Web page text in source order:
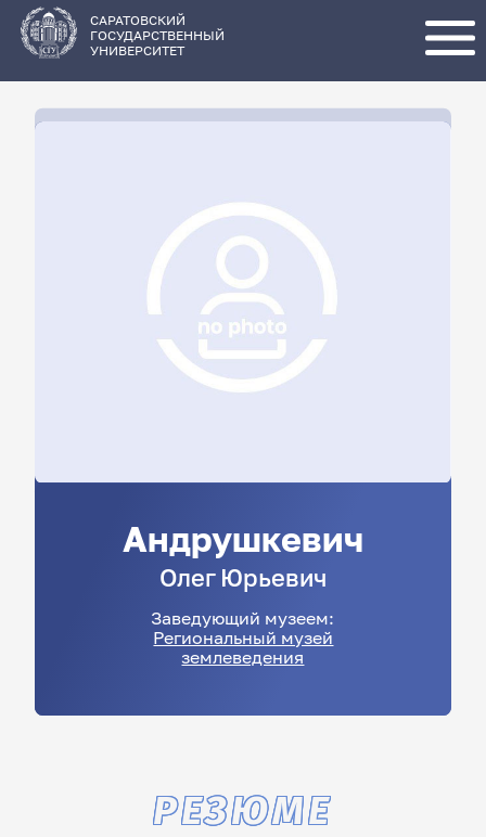
основному
содержанию
САРАТОВСКИЙ
ГОСУДАРСТВЕННЫЙ
УНИВЕРСИТЕТ
Андрушкевич
Олег Юрьевич
Заведующий музеем:
Региональный музей
землеведения
РЕЗЮМЕ